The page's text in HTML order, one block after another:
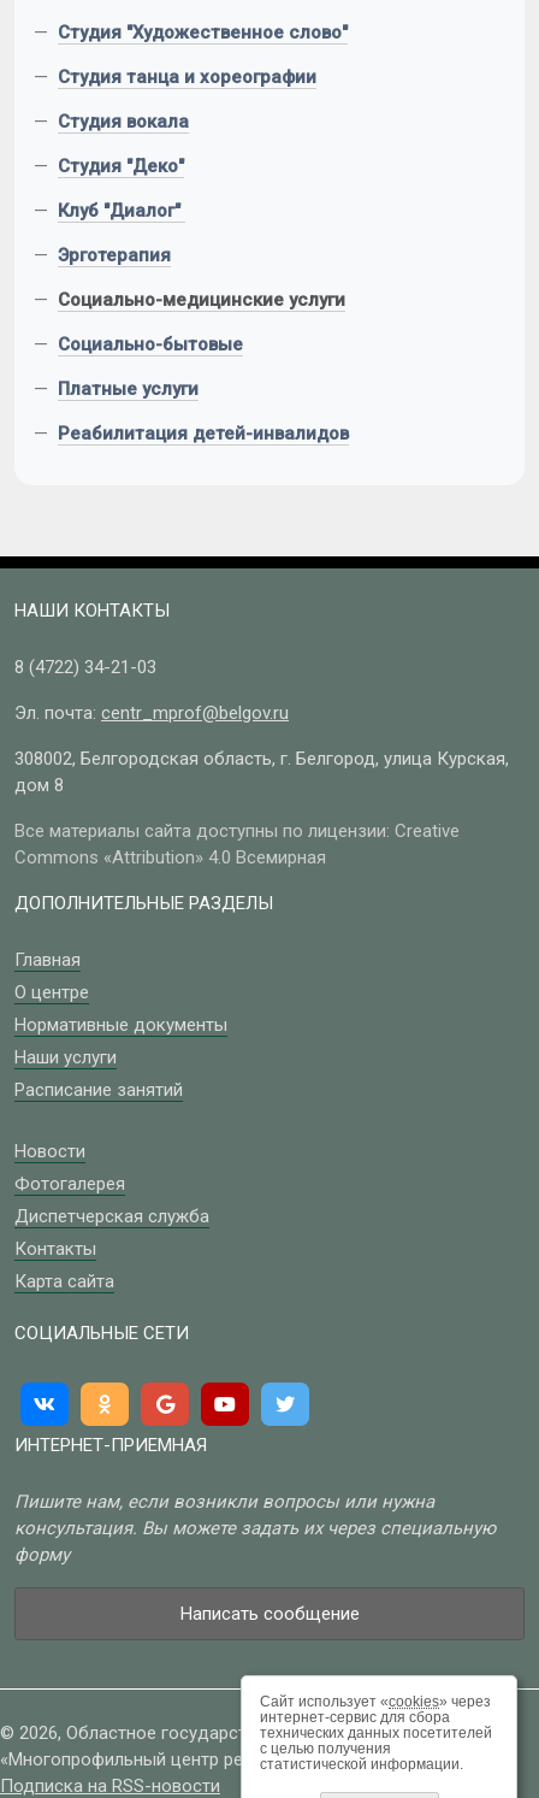
— Студия "Художественное слово"
— Студия танца и хореографии
— Студия вокала
— Студия "Деко"
— Клуб "Диалог"
— Эрготерапия
— Социально-медицинские услуги
— Социально-бытовые
— Платные услуги
— Реабилитация детей-инвалидов
НАШИ КОНТАКТЫ
8 (4722) 34-21-03
Эл. почта: centr_mprof@belgov.ru
308002, Белгородская область, г. Белгород, улица Курская,
дом 8
Все материалы сайта доступны по лицензии: Creative
Commons «Attribution» 4.0 Всемирная
ДОПОЛНИТЕЛЬНЫЕ РАЗДЕЛЫ
Главная
О центре
Нормативные документы
Наши услуги
Расписание занятий
Новости
Фотогалерея
Диспетчерская служба
Контакты
Карта сайта
СОЦИАЛЬНЫЕ СЕТИ
ИНТЕРНЕТ-ПРИЕМНАЯ
Пишите нам, если возникли вопросы или нужна
консультация. Вы можете задать их через специальную
форму
Написать сообщение
© 2026, Областное государственное бюджетное учреждение
«Многопрофильный центр реабилитации»
Подписка на RSS-новости
Сайт использует «cookies» через
интернет-сервис для сбора
технических данных посетителей
с целью получения
статистической информации.